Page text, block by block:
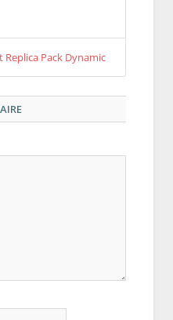
Pack Dynamic